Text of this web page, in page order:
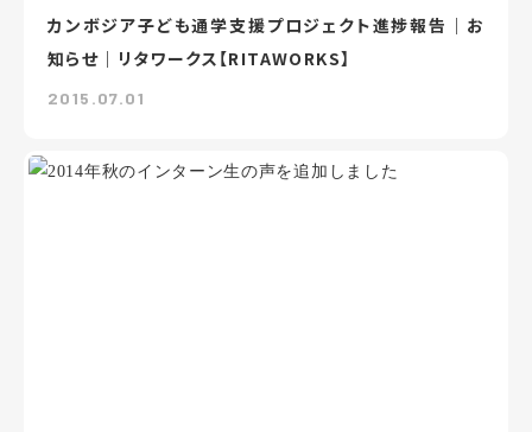
カンボジア子ども通学支援プロジェクト進捗報告｜お
知らせ｜リタワークス【RITAWORKS】
2015.07.01